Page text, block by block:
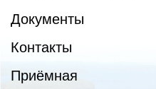
Документы
Контакты
Приёмная